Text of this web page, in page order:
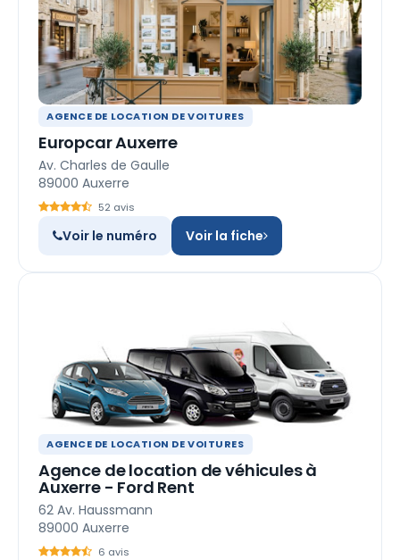
AGENCE DE LOCATION DE VOITURES
Europcar Auxerre
Av. Charles de Gaulle
89000 Auxerre
52 avis
Voir le numéro Voir la fiche
AGENCE DE LOCATION DE VOITURES
Agence de location de véhicules à
Auxerre - Ford Rent
62 Av. Haussmann
89000 Auxerre
6 avis